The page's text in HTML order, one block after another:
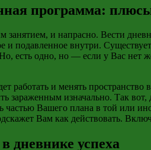
программа:
и напрасно. Вести
и подавленное внутри.
есть одно, но — если у Вас нет
и менять пространство
изначально. Так
частью Вашего плана в той или
Вам как действовать.
дневнике успеха